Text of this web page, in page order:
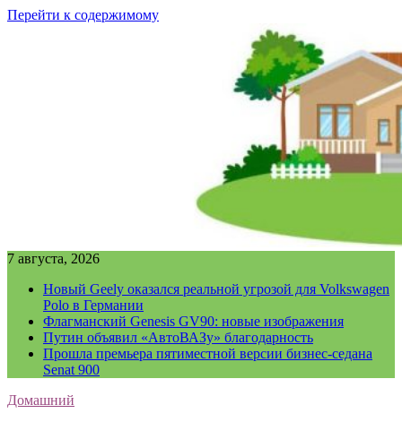
Перейти к содержимому
7 августа, 2026
Новый Geely оказался реальной угрозой для Volkswagen
Polo в Германии
Флагманский Genesis GV90: новые изображения
Путин объявил «АвтоВАЗу» благодарность
Прошла премьера пятиместной версии бизнес-седана
Senat 900
Домашний